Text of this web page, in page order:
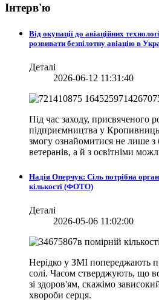
Інтерв'ю
Від окупації до авіаційних
розвивати безпілотну авіацію в
Деталі
2026-06-12 11:31:40
Під час заходу, присвяченого
підприємництва у
змогу ознайомитися не лише з
ветеранів, а й з освітніми
Надія Оперчук: Сіль потрібна
кількості (ФОТО)
Деталі
2026-05-06 11:02:00
Нерідко у ЗМІ попереджають
солі. Часом стверджують, що
зі здоров'ям, скажімо
хвороби серця.